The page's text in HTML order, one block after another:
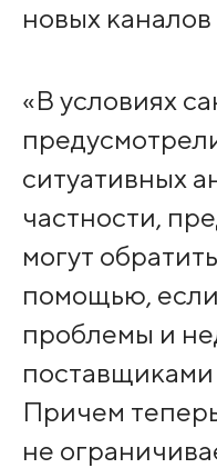
новых каналов
«В условиях
ситуативных
частности,
могут
помощью,
проблемы и
Причем
не